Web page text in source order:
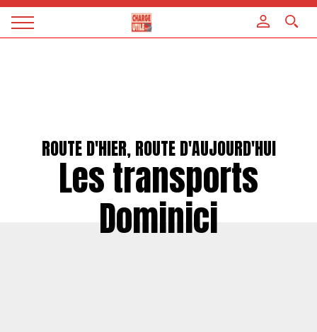
Magazine
ROUTE D'HIER, ROUTE D'AUJOURD'HUI
Les transports
Dominici
Panneau de gestion des cookies